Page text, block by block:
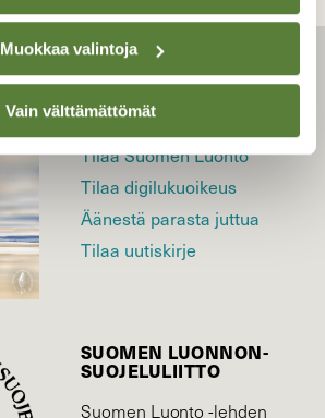
Muokkaa valintoja
Vain välttämättömät
LEHTI
Uusin lehti
Tilaa Suomen Luonto
Tilaa digilukuoikeus
Äänestä parasta juttua
Tilaa uutiskirje
SUOMEN LUONNON­
SUOJELU­LIITTO
Suomen Luonto -lehden